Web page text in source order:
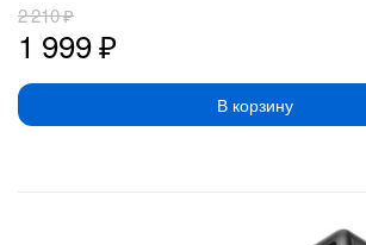
1 999₽
2 210₽
В корзину